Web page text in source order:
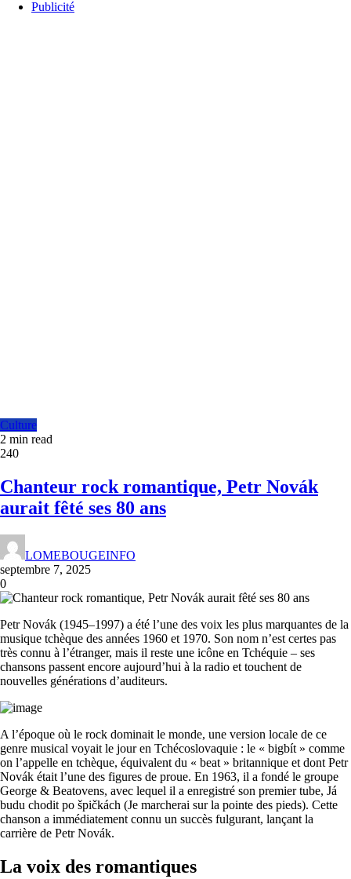
Publicité
Culture
2 min read
240
Chanteur rock romantique, Petr Novák
aurait fêté ses 80 ans
LOMEBOUGEINFO
septembre 7, 2025
0
Petr Novák (1945–1997) a été l’une des voix les plus marquantes de la
musique tchèque des années 1960 et 1970. Son nom n’est certes pas
très connu à l’étranger, mais il reste une icône en Tchéquie – ses
chansons passent encore aujourd’hui à la radio et touchent de
nouvelles générations d’auditeurs.
A l’époque où le rock dominait le monde, une version locale de ce
genre musical voyait le jour en Tchécoslovaquie : le « bigbít » comme
on l’appelle en tchèque, équivalent du « beat » britannique et dont Petr
Novák était l’une des figures de proue. En 1963, il a fondé le groupe
George & Beatovens, avec lequel il a enregistré son premier tube, Já
budu chodit po špičkách (Je marcherai sur la pointe des pieds). Cette
chanson a immédiatement connu un succès fulgurant, lançant la
carrière de Petr Novák.
La voix des romantiques